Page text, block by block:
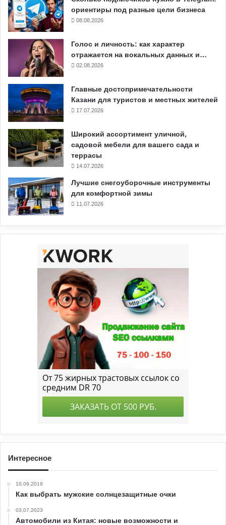
ориентиры под разные цели бизнеса
08.08.2026
Голос и личность: как характер
отражается на вокальных данных и…
02.08.2026
Главные достопримечательности
Казани для туристов и местных жителей
17.07.2026
Широкий ассортимент уличной,
садовой мебели для вашего сада и
террасы
14.07.2026
Лучшие снегоуборочные инструменты
для комфортной зимы
11.07.2026
Интересное
10.09.2019
Как выбрать мужские солнцезащитные очки
03.07.2023
Автомобили из Китая: новые возможности и